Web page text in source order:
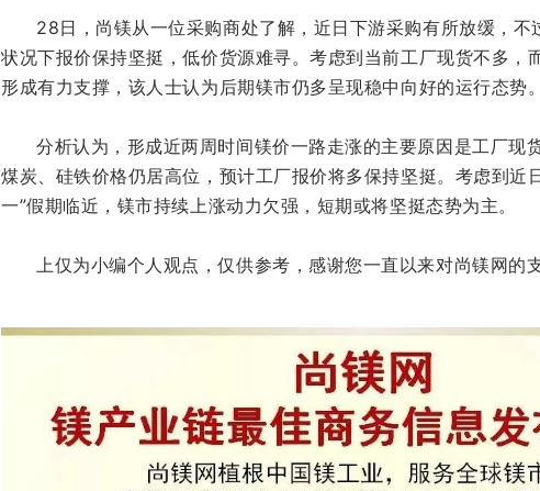
28日，尚镁从一位采购商处了解，近日下游采购有所放缓，不
状况下报价保持坚挺，低价货源难寻。考虑到当前工厂现货不多，
形成有力支撑，该人士认为后期镁市仍多呈现稳中向好的运行态势。
分析认为，形成近两周时间镁价一路走涨的主要原因是工厂现
煤炭、硅铁价格仍居高位，预计工厂报价将多保持坚挺。考虑到近
一”假期临近，镁市持续上涨动力欠强，短期或将坚挺态势为主。
上仅为小编个人观点，仅供参考，感谢您一直以来对尚镁网的